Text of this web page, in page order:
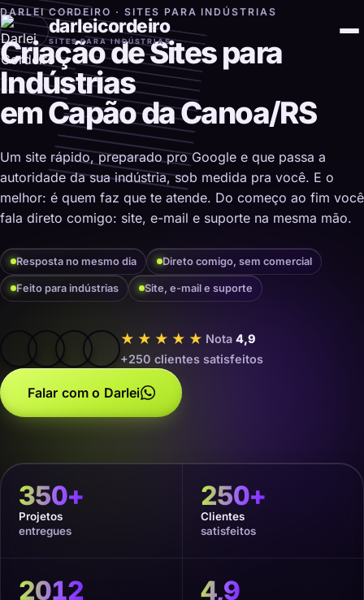
darleicordeiro
SITES PARA INDÚSTRIAS
DARLEI CORDEIRO · SITES PARA INDÚSTRIAS
Criação de Sites para
Indústrias
em Capão da Canoa/RS
Um site rápido, preparado pro Google e que passa a
autoridade da sua indústria, sob medida pra você. E o
melhor: é quem faz que te atende. Do começo ao fim você
fala direto comigo: site, e-mail e suporte na mesma mão.
Resposta no mesmo dia Direto comigo, sem comercial
Feito para indústrias Site, e-mail e suporte
★★★★★ Nota 4,9
+250 clientes satisfeitos
Falar com o Darlei
350+
Projetos
entregues
250+
Clientes
satisfeitos
2012 4,9